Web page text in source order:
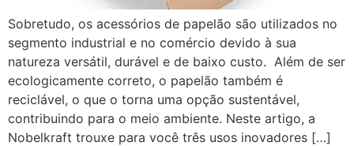
Sobretudo, os acessórios de papelão são utilizados no
segmento industrial e no comércio devido à sua
natureza versátil, durável e de baixo custo. Além de ser
ecologicamente correto, o papelão também é
reciclável, o que o torna uma opção sustentável,
contribuindo para o meio ambiente. Neste artigo, a
Nobelkraft trouxe para você três usos inovadores […]